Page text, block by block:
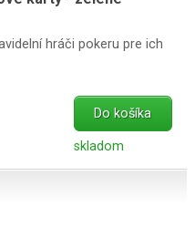
hráči pokeru pre ich
Do košíka
skladom